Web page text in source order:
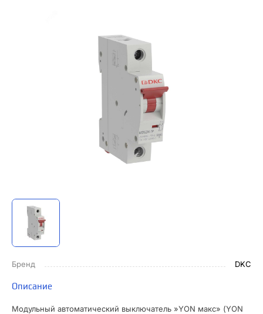
Бренд DKC
Описание
Модульный автоматический выключатель »YON макс» (YON